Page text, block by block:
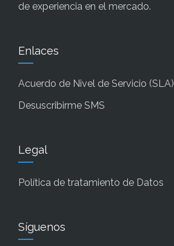
de experiencia en el mercado.
Enlaces
Acuerdo de Nivel de Servicio (SLA)
Desuscribirme SMS
Legal
Política de tratamiento de Datos
Síguenos